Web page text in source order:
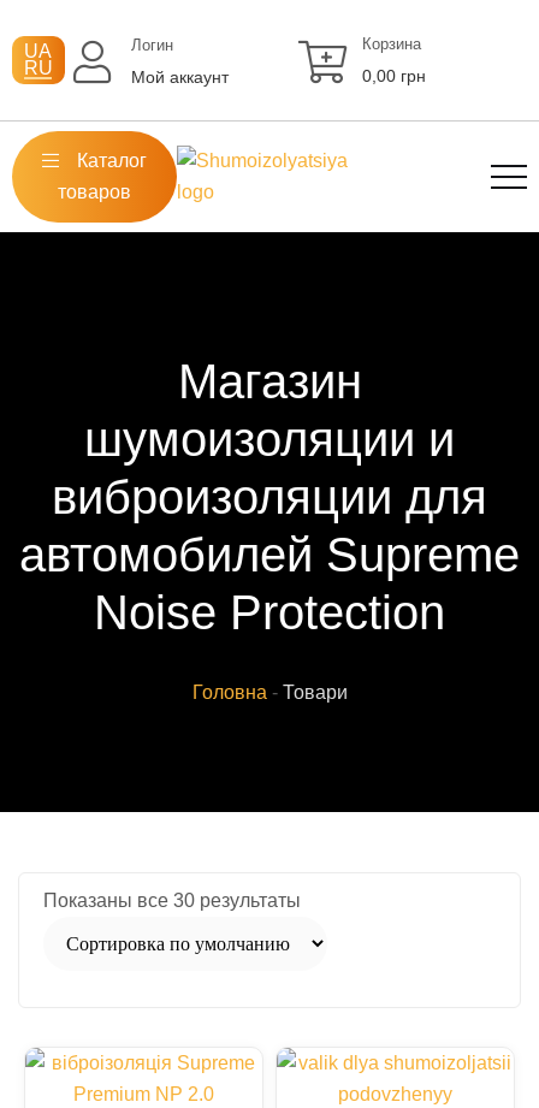
содержимому
UA
RU
Логин
Мой аккаунт
Корзина
0,00 грн
Каталог
товаров
Магазин
шумоизоляции и
виброизоляции для
автомобилей Supreme
Noise Protection
Головна - Товари
Показаны все 30 результаты